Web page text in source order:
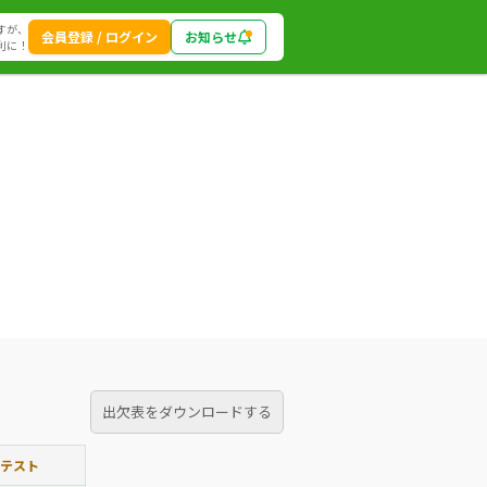
、
に！
会員登録 / ログイン お知らせ
出欠表をダウンロードする
テスト